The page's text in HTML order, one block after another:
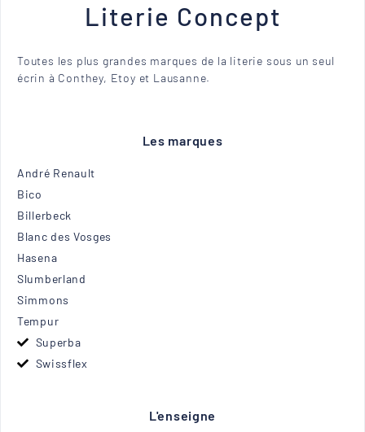
Literie Concept
Toutes les plus grandes marques de la literie sous un seul
écrin à Conthey, Etoy et Lausanne.
Les marques
André Renault
Bico
Billerbeck
Blanc des Vosges
Hasena
Slumberland
Simmons
Tempur
Superba
Swissflex
L'enseigne